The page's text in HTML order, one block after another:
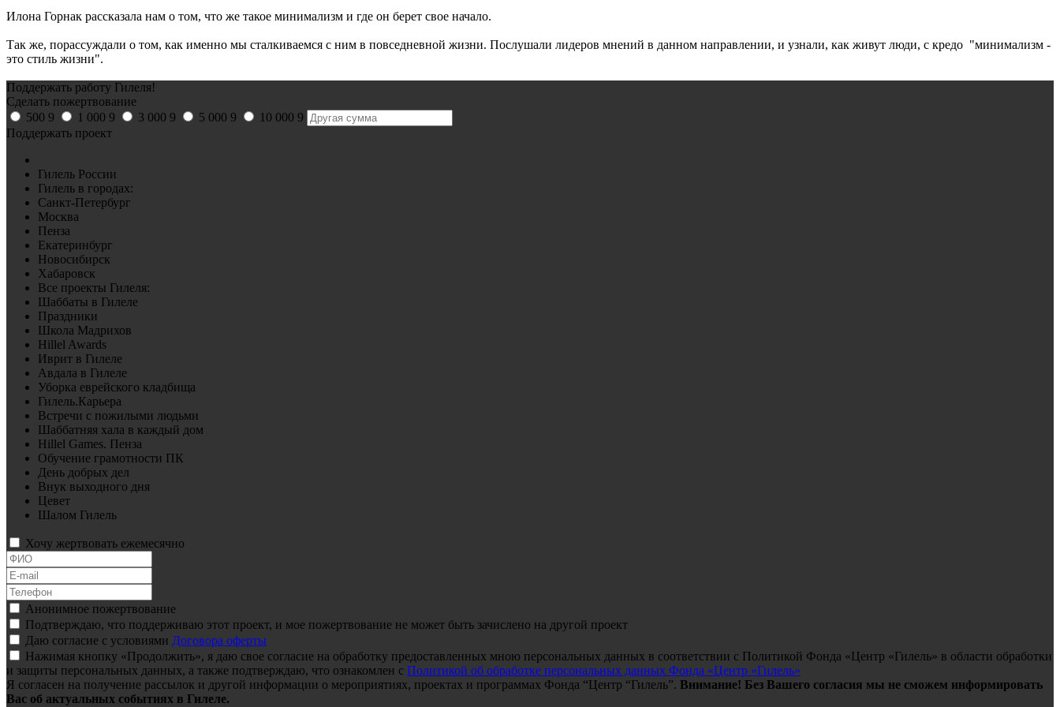
Илона Горнак рассказала нам о том, что же такое минимализм и где он берет свое начало.
Так же, порассуждали о том, как именно мы сталкиваемся с ним в повседневной жизни. Послушали лидеров мнений в данном направлении, и узнали, как живут люди, с кредо "минимализм -
это стиль жизни".
Поддержать работу Гилеля!
Сделать пожертвование
500 9 1 000 9 3 000 9 5 000 9 10 000 9
Поддержать проект
Гилель России
Гилель в городах:
Санкт-Петербург
Москва
Пенза
Екатеринбург
Новосибирск
Хабаровск
Все проекты Гилеля:
Шаббаты в Гилеле
Праздники
Школа Мадрихов
Hillel Awards
Иврит в Гилеле
Авдала в Гилеле
Уборка еврейского кладбища
Гилель.Карьера
Встречи с пожилыми людьми
Шаббатняя хала в каждый дом
Hillel Games. Пенза
Обучение грамотности ПК
День добрых дел
Внук выходного дня
Цевет
Шалом Гилель
Хочу жертвовать ежемесячно
Анонимное пожертвование
Подтверждаю, что поддерживаю этот проект, и мое пожертвование не может быть зачислено на другой проект
Даю согласие с условиями Договора оферты
Нажимая кнопку «Продолжить», я даю свое согласие на обработку предоставленных мною персональных данных в соответствии с Политикой Фонда «Центр «Гилель» в области обработки
и защиты персональных данных, а также подтверждаю, что ознакомлен с Политикой об обработке персональных данных Фонда «Центр «Гилель»
Я согласен на получение рассылок и другой информации о мероприятиях, проектах и программах Фонда “Центр “Гилель”. Внимание! Без Вашего согласия мы не сможем информировать
Вас об актуальных событиях в Гилеле.